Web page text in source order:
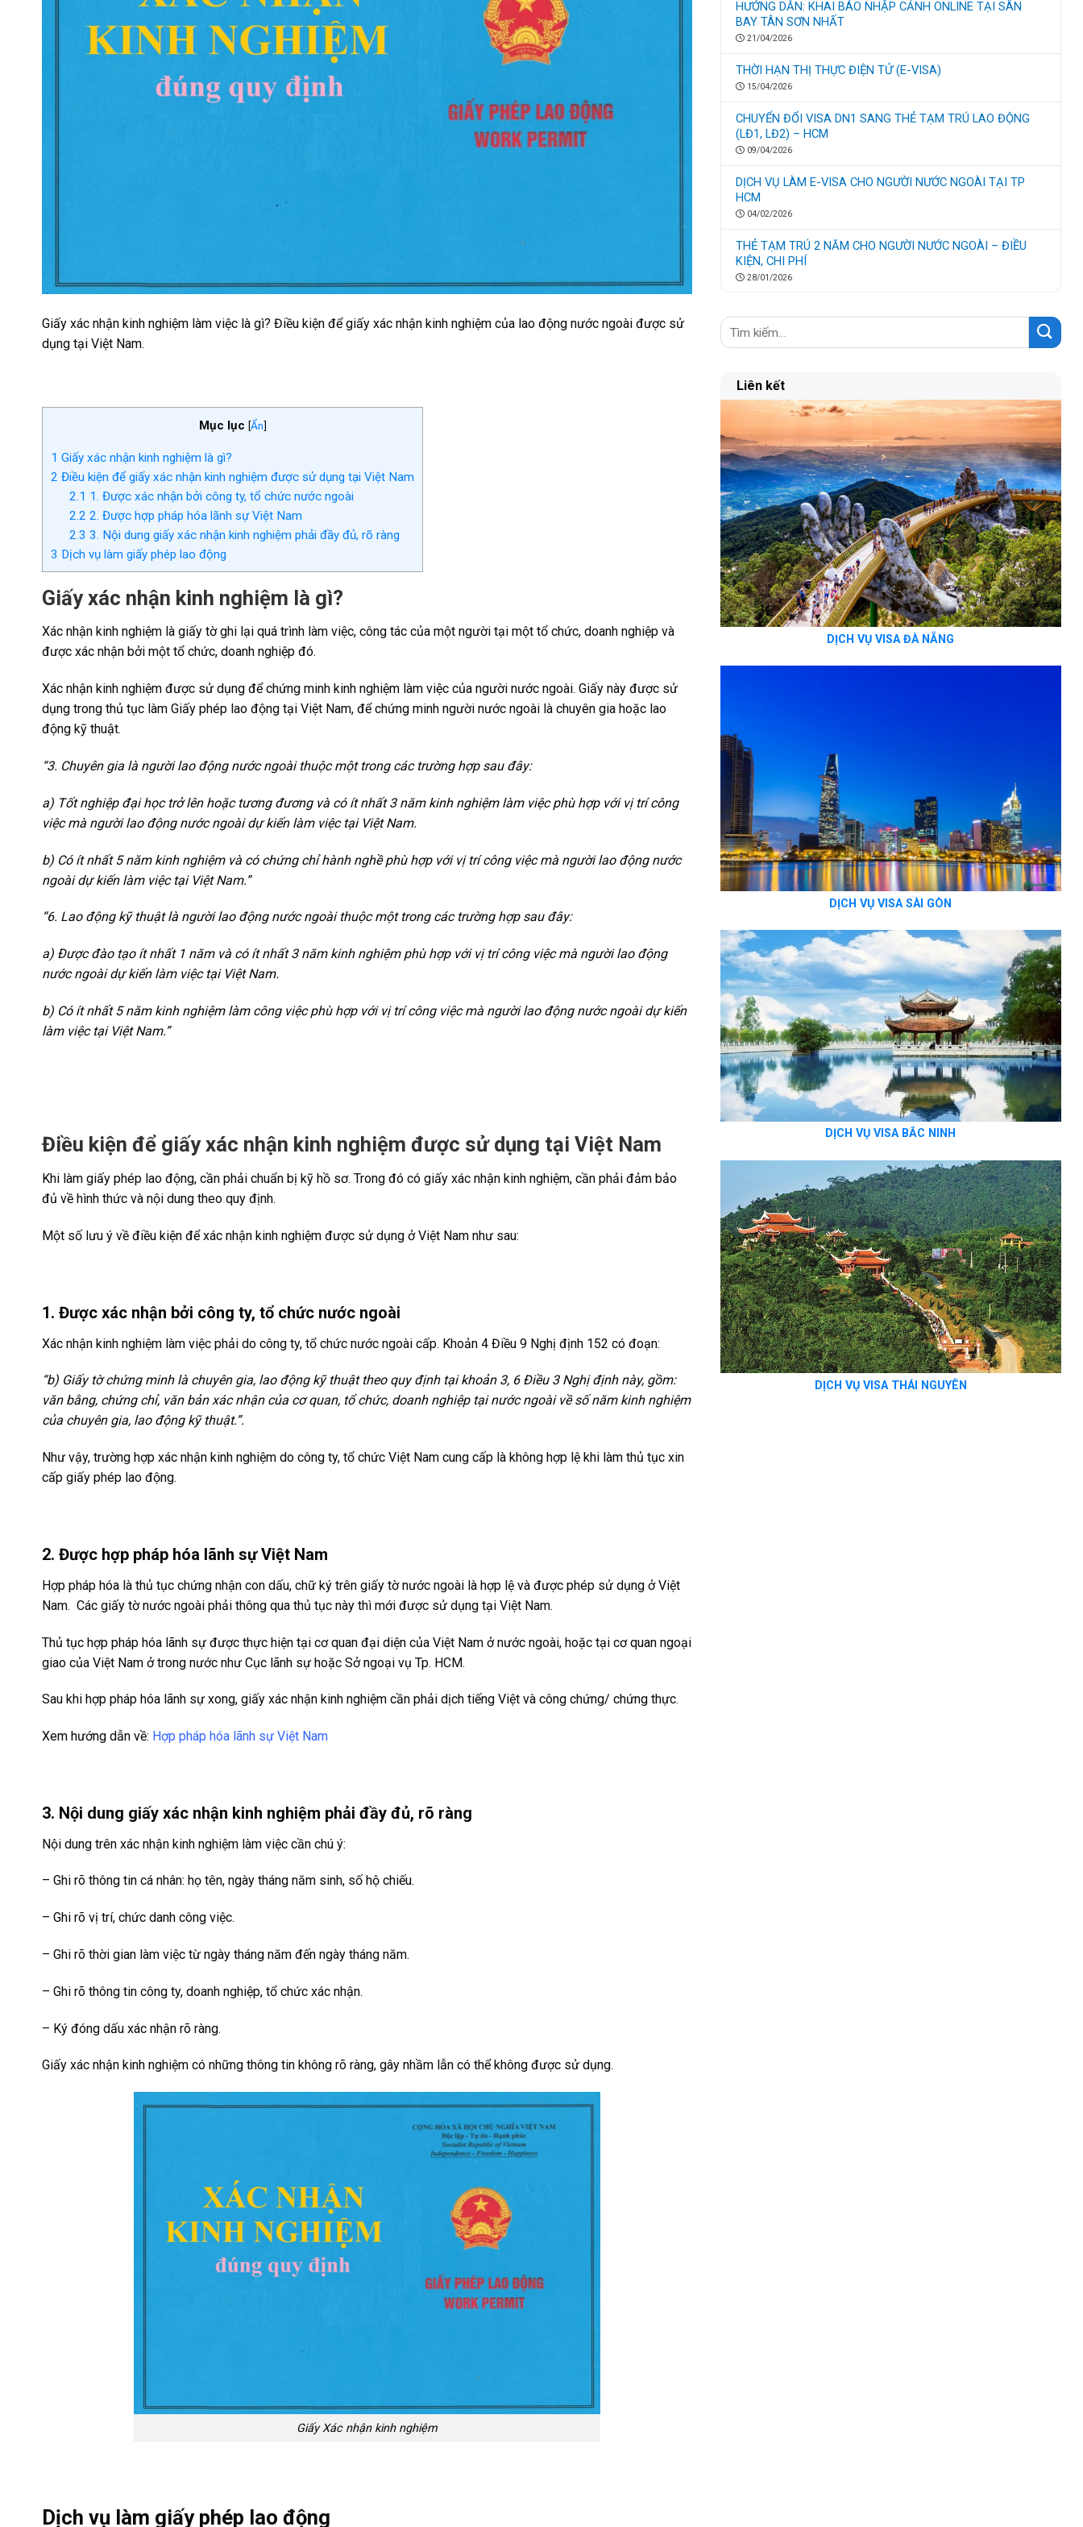
Giấy xác nhận kinh nghiệm làm việc là gì? Điều kiện để giấy xác nhận kinh nghiệm của lao động nước ngoài được sử
dụng tại Việt Nam.
Mục lục [Ẩn]
1 Giấy xác nhận kinh nghiệm là gì?
2 Điều kiện để giấy xác nhận kinh nghiệm được sử dụng tại Việt Nam
2.1 1. Được xác nhận bởi công ty, tổ chức nước ngoài
2.2 2. Được hợp pháp hóa lãnh sự Việt Nam
2.3 3. Nội dung giấy xác nhận kinh nghiệm phải đầy đủ, rõ ràng
3 Dịch vụ làm giấy phép lao động
Giấy xác nhận kinh nghiệm là gì?
Xác nhận kinh nghiệm là giấy tờ ghi lại quá trình làm việc, công tác của một người tại một tổ chức, doanh nghiệp và
được xác nhận bởi một tổ chức, doanh nghiệp đó.
Xác nhận kinh nghiệm được sử dụng để chứng minh kinh nghiệm làm việc của người nước ngoài. Giấy này được sử
dụng trong thủ tục làm Giấy phép lao động tại Việt Nam, để chứng minh người nước ngoài là chuyên gia hoặc lao
động kỹ thuật.
“3. Chuyên gia là người lao động nước ngoài thuộc một trong các trường hợp sau đây:
a) Tốt nghiệp đại học trở lên hoặc tương đương và có ít nhất 3 năm kinh nghiệm làm việc phù hợp với vị trí công
việc mà người lao động nước ngoài dự kiến làm việc tại Việt Nam.
b) Có ít nhất 5 năm kinh nghiệm và có chứng chỉ hành nghề phù hợp với vị trí công việc mà người lao động nước
ngoài dự kiến làm việc tại Việt Nam.”
“6. Lao động kỹ thuật là người lao động nước ngoài thuộc một trong các trường hợp sau đây:
a) Được đào tạo ít nhất 1 năm và có ít nhất 3 năm kinh nghiệm phù hợp với vị trí công việc mà người lao động
nước ngoài dự kiến làm việc tại Việt Nam.
b) Có ít nhất 5 năm kinh nghiệm làm công việc phù hợp với vị trí công việc mà người lao động nước ngoài dự kiến
làm việc tại Việt Nam.”
Điều kiện để giấy xác nhận kinh nghiệm được sử dụng tại Việt Nam
Khi làm giấy phép lao động, cần phải chuẩn bị kỹ hồ sơ. Trong đó có giấy xác nhận kinh nghiệm, cần phải đảm bảo
đủ về hình thức và nội dung theo quy định.
Một số lưu ý về điều kiện để xác nhận kinh nghiệm được sử dụng ở Việt Nam như sau:
1. Được xác nhận bởi công ty, tổ chức nước ngoài
Xác nhận kinh nghiệm làm việc phải do công ty, tổ chức nước ngoài cấp. Khoản 4 Điều 9 Nghị định 152 có đoạn:
“b) Giấy tờ chứng minh là chuyên gia, lao động kỹ thuật theo quy định tạikhoản 3, 6 Điều 3 Nghị định này, gồm:
văn bằng, chứng chỉ, văn bản xác nhận của cơ quan, tổ chức, doanh nghiệp tại nước ngoài về số năm kinh nghiệm
của chuyên gia, lao động kỹ thuật.”.
Như vậy, trường hợp xác nhận kinh nghiệm do công ty, tổ chức Việt Nam cung cấp là không hợp lệ khi làm thủ tục xin
cấp giấy phép lao động.
2. Được hợp pháp hóa lãnh sự Việt Nam
Hợp pháp hóa là thủ tục chứng nhận con dấu, chữ ký trên giấy tờ nước ngoài là hợp lệ và được phép sử dụng ở Việt
Nam. Các giấy tờ nước ngoài phải thông qua thủ tục này thì mới được sử dụng tại Việt Nam.
Thủ tục hợp pháp hóa lãnh sự được thực hiện tại cơ quan đại diện của Việt Nam ở nước ngoài, hoặc tại cơ quan ngoại
giao của Việt Nam ở trong nước như Cục lãnh sự hoặc Sở ngoại vụ Tp. HCM.
Sau khi hợp pháp hóa lãnh sự xong, giấy xác nhận kinh nghiệm cần phải dịch tiếng Việt và công chứng/ chứng thực.
Xem hướng dẫn về: Hợp pháp hóa lãnh sự Việt Nam
3. Nội dung giấy xác nhận kinh nghiệm phải đầy đủ, rõ ràng
Nội dung trên xác nhận kinh nghiệm làm việc cần chú ý:
– Ghi rõ thông tin cá nhân: họ tên, ngày tháng năm sinh, số hộ chiếu.
– Ghi rõ vị trí, chức danh công việc.
– Ghi rõ thời gian làm việc từ ngày tháng năm đến ngày tháng năm.
– Ghi rõ thông tin công ty, doanh nghiệp, tổ chức xác nhận.
– Ký đóng dấu xác nhận rõ ràng.
Giấy xác nhận kinh nghiệm có những thông tin không rõ ràng, gây nhầm lẫn có thể không được sử dụng.
Giấy Xác nhận kinh nghiệm
Dịch vụ làm giấy phép lao động
HƯỚNG DẪN: KHAI BÁO NHẬP CẢNH ONLINE TẠI SÂN
BAY TÂN SƠN NHẤT
21/04/2026
THỜI HẠN THỊ THỰC ĐIỆN TỬ (E-VISA)
15/04/2026
CHUYỂN ĐỔI VISA DN1 SANG THẺ TẠM TRÚ LAO ĐỘNG
(LĐ1, LĐ2) – HCM
09/04/2026
DỊCH VỤ LÀM E-VISA CHO NGƯỜI NƯỚC NGOÀI TẠI TP
HCM
04/02/2026
THẺ TẠM TRÚ 2 NĂM CHO NGƯỜI NƯỚC NGOÀI – ĐIỀU
KIỆN, CHI PHÍ
28/01/2026
Liên kết
DỊCH VỤ VISA ĐÀ NẴNG
DỊCH VỤ VISA SÀI GÒN
DỊCH VỤ VISA BẮC NINH
DỊCH VỤ VISA THÁI NGUYÊN